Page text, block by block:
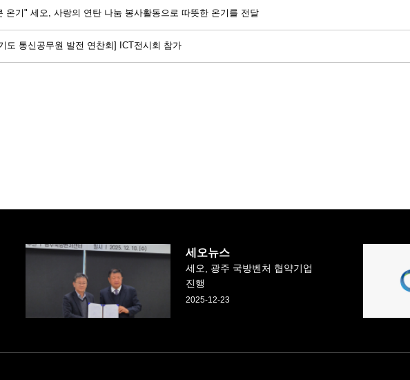
온기" 세오, 사랑의 연탄 나눔 봉사활동으로 따뜻한 온기를 전달
도 통신공무원 발전 연찬회] ICT전시회 참가
세오뉴스
세오, 광주 국방벤처 협약기업
진행
2025-12-23